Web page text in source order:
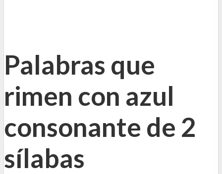
Palabras que
rimen con azul
consonante de 2
sílabas